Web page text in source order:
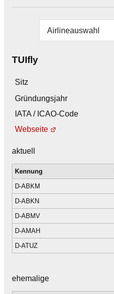
TUIfly
Sitz
Gründungsjahr
IATA / ICAO-Code
Webseite
aktuell
Kennung
D-ABKM
D-ABKN
D-ABMV
D-AMAH
D-ATUZ
ehemalige